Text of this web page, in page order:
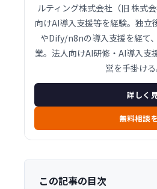
ルティング株式会社（旧 株式
向けAI導入支援等を経験。独立
やDify/n8nの導入支援を経て
業。法人向けAI研修・AI導入支
営を手掛ける
詳しく
無料相談
この記事の目次